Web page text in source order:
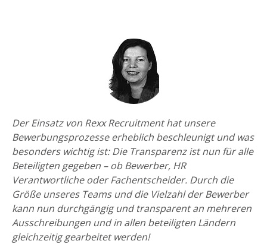
Der Einsatz von Rexx Recruitment hat unsere
Bewerbungsprozesse erheblich beschleunigt und was
besonders wichtig ist: Die Transparenz ist nun für alle
Beteiligten gegeben – ob Bewerber, HR
Verantwortliche oder Fachentscheider. Durch die
Größe unseres Teams und die Vielzahl der Bewerber
kann nun durchgängig und transparent an mehreren
Ausschreibungen und in allen beteiligten Ländern
gleichzeitig gearbeitet werden!